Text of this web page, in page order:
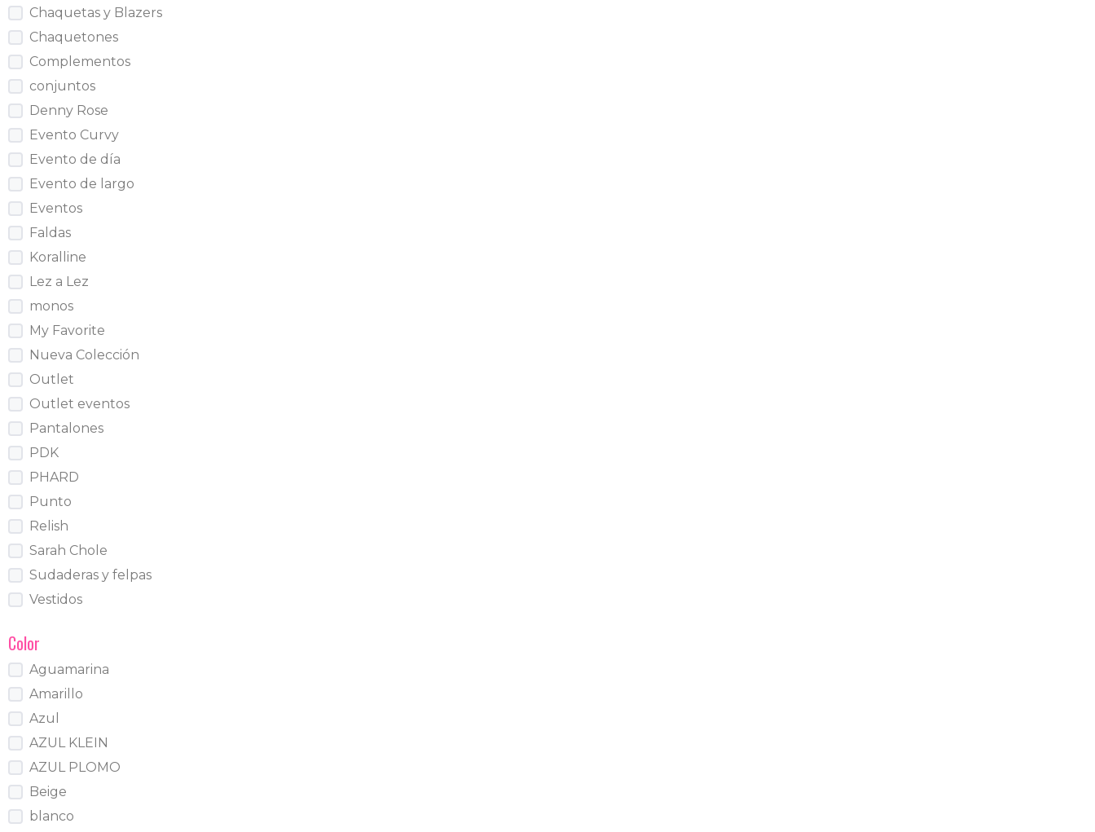
Chaquetas y Blazers
Chaquetones
Complementos
conjuntos
Denny Rose
Evento Curvy
Evento de día
Evento de largo
Eventos
Faldas
Koralline
Lez a Lez
monos
My Favorite
Nueva Colección
Outlet
Outlet eventos
Pantalones
PDK
PHARD
Punto
Relish
Sarah Chole
Sudaderas y felpas
Vestidos
Color
Aguamarina
Amarillo
Azul
AZUL KLEIN
AZUL PLOMO
Beige
blanco